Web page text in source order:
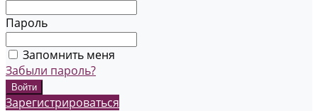
Пароль
Запомнить меня
Забыли пароль?
Зарегистрироваться